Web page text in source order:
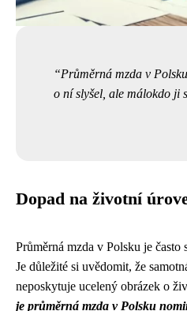
Průměrná mzda v
o ní slyšel, ale málokdo ji
Dopad na životní
Průměrná mzda v Polsku je
Je důležité si uvědomit, že
neposkytuje ucelený obrázek o
je průměrná mzda v Polsku